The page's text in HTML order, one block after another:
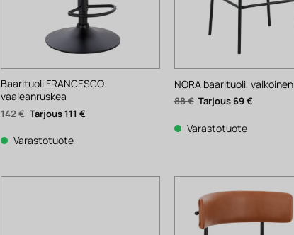
Baarituoli FRANCESCO
vaaleanruskea
142€ Alkuperäinen
hinta
142 €.
111€
Varastotuote
NORA baarituoli, valkoinen
88€ Alkuperäinen
hinta
88 €.
69€
Varastotuote